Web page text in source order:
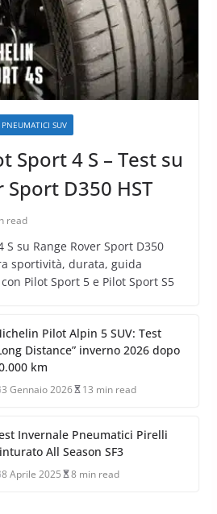
PNEUMATICI SUV
Sport 4 S – Test su
Sport D350 HST
read
su Range Rover Sport D350
sportività, durata, guida
Pilot Sport 5 e Pilot Sport S5
Pilot Alpin 5 SUV: Test
Distance” inverno 2026 dopo
km
3 Gennaio 2026 13 min read
Invernale Pneumatici Pirelli
All Season SF3
8 Aprile 2025 8 min read